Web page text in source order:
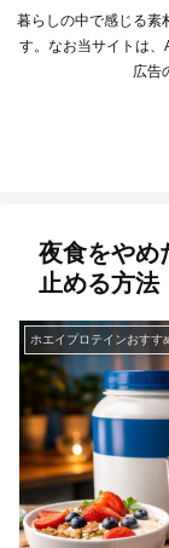
暮らしの中で感じる素
す。なお当サイトは
広告
夜食をやめ
止める方法